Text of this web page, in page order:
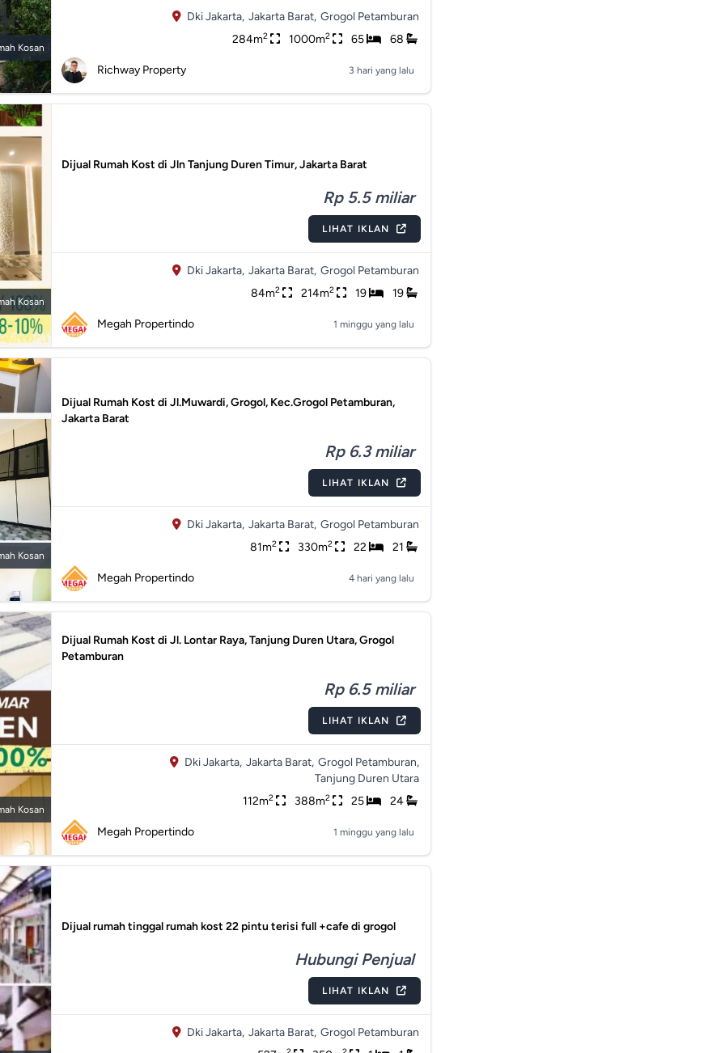
Kosan
Dki Jakarta, Jakarta Barat, Grogol Petamburan
284m2 1000m2 65 68
Richway Property 3 hari yang lalu
Kosan
Dijual Rumah Kost di Jln Tanjung Duren Timur, Jakarta Barat
Rp 5.5 miliar
LIHAT IKLAN
Dki Jakarta, Jakarta Barat, Grogol Petamburan
84m2 214m2 19 19
Megah Propertindo 1 minggu yang lalu
Kosan
Dijual Rumah Kost di Jl.Muwardi, Grogol, Kec.Grogol Petamburan,
Jakarta Barat
Rp 6.3 miliar
LIHAT IKLAN
Dki Jakarta, Jakarta Barat, Grogol Petamburan
81m2 330m2 22 21
Megah Propertindo 4 hari yang lalu
Kosan
Dijual Rumah Kost di Jl. Lontar Raya, Tanjung Duren Utara, Grogol
Petamburan
Rp 6.5 miliar
LIHAT IKLAN
Dki Jakarta, Jakarta Barat, Grogol Petamburan,
Tanjung Duren Utara
112m2 388m2 25 24
Megah Propertindo 1 minggu yang lalu
Dijual rumah tinggal rumah kost 22 pintu terisi full +cafe di grogol
Hubungi Penjual
LIHAT IKLAN
Dki Jakarta, Jakarta Barat, Grogol Petamburan